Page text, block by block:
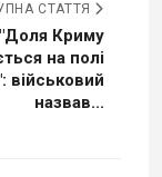
СТАТТЯ
"Доля Криму
на полі
військовий
назвав...